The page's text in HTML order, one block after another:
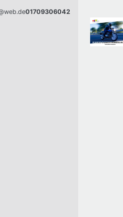
01709306042